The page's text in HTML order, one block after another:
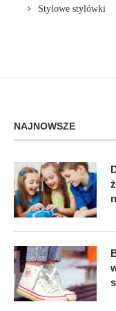
Stylowe stylówki
NAJNOWSZE